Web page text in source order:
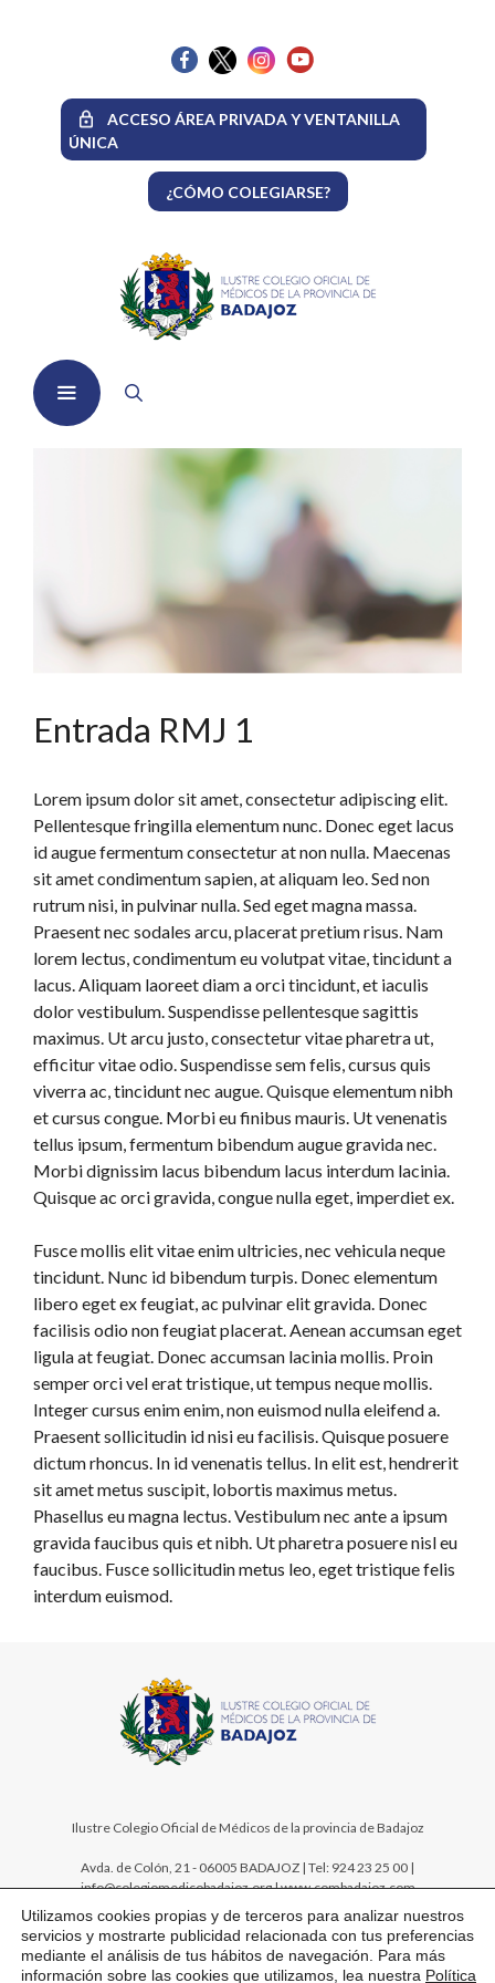
ACCESO ÁREA PRIVADA Y VENTANILLA
ÚNICA
¿CÓMO COLEGIARSE?
Entrada RMJ 1
Lorem ipsum dolor sit amet, consectetur adipiscing elit.
Pellentesque fringilla elementum nunc. Donec eget lacus
id augue fermentum consectetur at non nulla. Maecenas
sit amet condimentum sapien, at aliquam leo. Sed non
rutrum nisi, in pulvinar nulla. Sed eget magna massa.
Praesent nec sodales arcu, placerat pretium risus. Nam
lorem lectus, condimentum eu volutpat vitae, tincidunt a
lacus. Aliquam laoreet diam a orci tincidunt, et iaculis
dolor vestibulum. Suspendisse pellentesque sagittis
maximus. Ut arcu justo, consectetur vitae pharetra ut,
efficitur vitae odio. Suspendisse sem felis, cursus quis
viverra ac, tincidunt nec augue. Quisque elementum nibh
et cursus congue. Morbi eu finibus mauris. Ut venenatis
tellus ipsum, fermentum bibendum augue gravida nec.
Morbi dignissim lacus bibendum lacus interdum lacinia.
Quisque ac orci gravida, congue nulla eget, imperdiet ex.
Fusce mollis elit vitae enim ultricies, nec vehicula neque
tincidunt. Nunc id bibendum turpis. Donec elementum
libero eget ex feugiat, ac pulvinar elit gravida. Donec
facilisis odio non feugiat placerat. Aenean accumsan eget
ligula at feugiat. Donec accumsan lacinia mollis. Proin
semper orci vel erat tristique, ut tempus neque mollis.
Integer cursus enim enim, non euismod nulla eleifend a.
Praesent sollicitudin id nisi eu facilisis. Quisque posuere
dictum rhoncus. In id venenatis tellus. In elit est, hendrerit
sit amet metus suscipit, lobortis maximus metus.
Phasellus eu magna lectus. Vestibulum nec ante a ipsum
gravida faucibus quis et nibh. Ut pharetra posuere nisl eu
faucibus. Fusce sollicitudin metus leo, eget tristique felis
interdum euismod.
Ilustre Colegio Oficial de Médicos de la provincia de Badajoz
Avda. de Colón, 21 - 06005 BADAJOZ | Tel: 924 23 25 00 |
info@colegiomedicobadajoz.org | www.combadajoz.com
Utilizamos cookies propias y de terceros para analizar nuestros
servicios y mostrarte publicidad relacionada con tus preferencias
mediante el análisis de tus hábitos de navegación. Para más
información sobre las cookies que utilizamos, lea nuestra Política